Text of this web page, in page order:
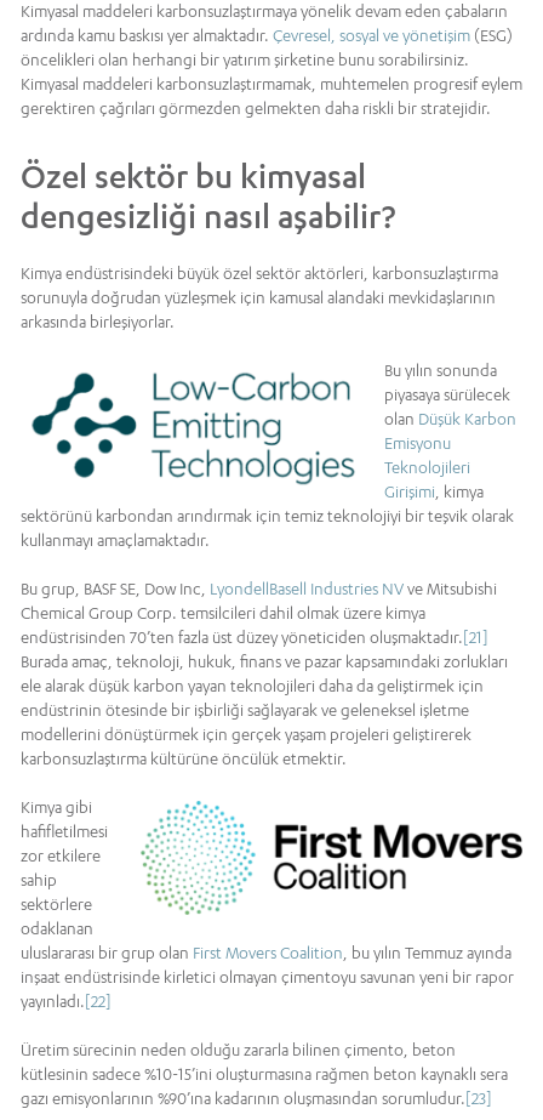
Kimyasal maddeleri karbonsuzlaştırmaya yönelik devam eden çabaların
ardında kamu baskısı yer almaktadır. Çevresel, sosyal ve yönetişim (ESG)
öncelikleri olan herhangi bir yatırım şirketine bunu sorabilirsiniz.
Kimyasal maddeleri karbonsuzlaştırmamak, muhtemelen progresif eylem
gerektiren çağrıları görmezden gelmekten daha riskli bir stratejidir.
Özel sektör bu kimyasal
dengesizliği nasıl aşabilir?
Kimya endüstrisindeki büyük özel sektör aktörleri, karbonsuzlaştırma
sorunuyla doğrudan yüzleşmek için kamusal alandaki mevkidaşlarının
arkasında birleşiyorlar.
Bu yılın sonunda
piyasaya sürülecek
olan Düşük Karbon
Emisyonu
Teknolojileri
Girişimi, kimya
sektörünü karbondan arındırmak için temiz teknolojiyi bir teşvik olarak
kullanmayı amaçlamaktadır.
Bu grup, BASF SE, Dow Inc, LyondellBasell Industries NVve Mitsubishi
Chemical Group Corp. temsilcileri dahil olmak üzere kimya
endüstrisinden 70’ten fazla üst düzey yöneticiden oluşmaktadır.[21]
Burada amaç, teknoloji, hukuk, finans ve pazar kapsamındaki zorlukları
ele alarak düşük karbon yayan teknolojileri daha da geliştirmek için
endüstrinin ötesinde bir işbirliği sağlayarak ve geleneksel işletme
modellerini dönüştürmek için gerçek yaşam projeleri geliştirerek
karbonsuzlaştırma kültürüne öncülük etmektir.
Kimya gibi
hafifletilmesi
zor etkilere
sahip
sektörlere
odaklanan
uluslararası bir grup olan First Movers Coalition, bu yılın Temmuz ayında
inşaat endüstrisinde kirletici olmayan çimentoyu savunan yeni bir rapor
yayınladı.[22]
Üretim sürecinin neden olduğu zararla bilinen çimento, beton
kütlesinin sadece %10-15’ini oluşturmasına rağmen beton kaynaklı sera
gazı emisyonlarının %90’ına kadarının oluşmasından sorumludur.[23]